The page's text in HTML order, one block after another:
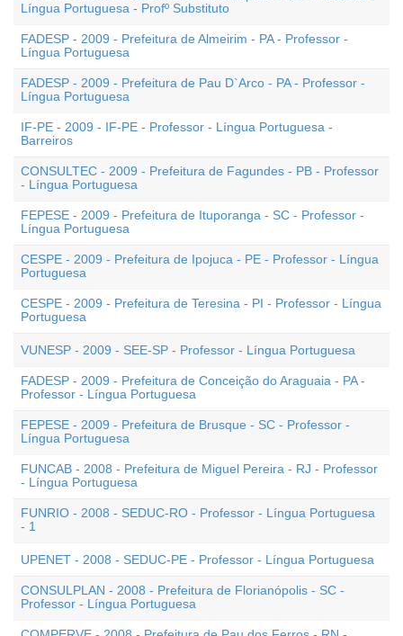
Língua Portuguesa - Profº Substituto
FADESP - 2009 - Prefeitura de Almeirim - PA - Professor -
Língua Portuguesa
FADESP - 2009 - Prefeitura de Pau D`Arco - PA - Professor -
Língua Portuguesa
IF-PE - 2009 - IF-PE - Professor - Língua Portuguesa -
Barreiros
CONSULTEC - 2009 - Prefeitura de Fagundes - PB - Professor
- Língua Portuguesa
FEPESE - 2009 - Prefeitura de Ituporanga - SC - Professor -
Língua Portuguesa
CESPE - 2009 - Prefeitura de Ipojuca - PE - Professor - Língua
Portuguesa
CESPE - 2009 - Prefeitura de Teresina - PI - Professor - Língua
Portuguesa
VUNESP - 2009 - SEE-SP - Professor - Língua Portuguesa
FADESP - 2009 - Prefeitura de Conceição do Araguaia - PA -
Professor - Língua Portuguesa
FEPESE - 2009 - Prefeitura de Brusque - SC - Professor -
Língua Portuguesa
FUNCAB - 2008 - Prefeitura de Miguel Pereira - RJ - Professor
- Língua Portuguesa
FUNRIO - 2008 - SEDUC-RO - Professor - Língua Portuguesa
- 1
UPENET - 2008 - SEDUC-PE - Professor - Língua Portuguesa
CONSULPLAN - 2008 - Prefeitura de Florianópolis - SC -
Professor - Língua Portuguesa